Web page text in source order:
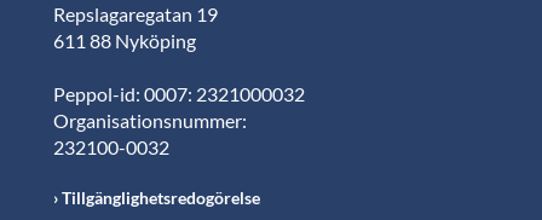
Repslagaregatan 19
611 88 Nyköping
Peppol-id: 0007: 2321000032
Organisationsnummer:
232100-0032
Tillgänglighetsredogörelse